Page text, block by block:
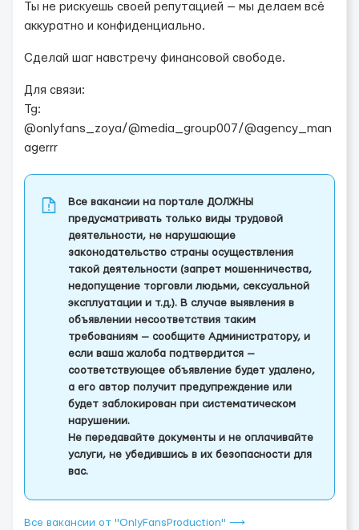
Ты не рискуешь своей репутацией — мы делаем всё
аккуратно и конфиденциально.
Сделай шаг навстречу финансовой свободе.
Для связи:
Tg:
@onlyfans_zoya/@media_group007/@agency_man
agerrr
Все вакансии на портале ДОЛЖНЫ
предусматривать только виды трудовой
деятельности, не нарушающие
законодательство страны осуществления
такой деятельности (запрет мошенничества,
недопущение торговли людьми, сексуальной
эксплуатации и т.д.). В случае выявления в
объявлении несоответствия таким
требованиям — сообщите Администратору, и
если ваша жалоба подтвердится —
соответствующее объявление будет удалено,
а его автор получит предупреждение или
будет заблокирован при систематическом
нарушении.
Не передавайте документы и не оплачивайте
услуги, не убедившись в их безопасности для
вас.
Все вакансии от "OnlyFansProduction" ⟶